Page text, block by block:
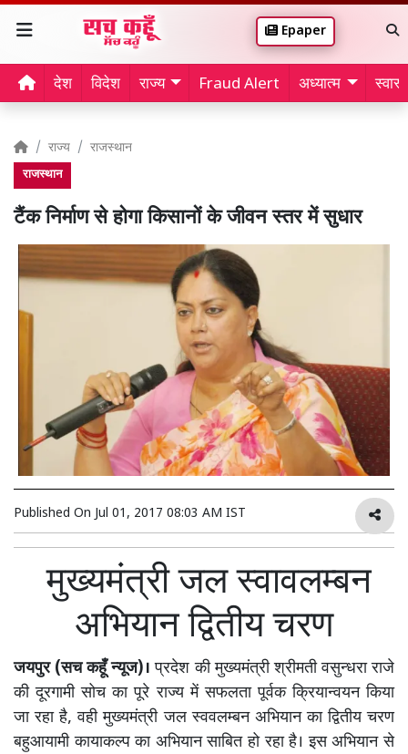
Epaper
देश विदेश राज्य Fraud Alert अध्यात्म
राज्य राजस्थान
राजस्थान
टैंक निर्माण से होगा किसानों के जीवन स्तर में सुधार
Published On Jul 01, 2017 08:03 AM IST
मुख्यमंत्री जल स्वावलम्बन
अभियान द्वितीय चरण
जयपुर (सच कहूँ न्यूज)। प्रदेश की मुख्यमंत्री श्रीमती वसुन्धरा राजे
की दूरगामी सोच का पूरे राज्य में सफलता पूर्वक क्रियान्वयन किया
जा रहा है, वही मुख्यमंत्री जल स्ववलम्बन अभियान का द्वितीय चरण
बहुआयामी कायाकल्प का अभियान साबित हो रहा है। इस अभियान से